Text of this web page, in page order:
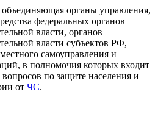
органы управления,
федеральных органов
власти, органов
власти субъектов РФ,
самоуправления и
в полномочия которых входит
по защите населения и
от ЧС.